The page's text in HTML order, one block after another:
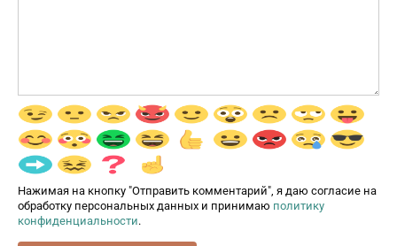
Нажимая на кнопку "Отправить комментарий", я даю согласие на
обработку персональных данных и принимаю политику
конфиденциальности.